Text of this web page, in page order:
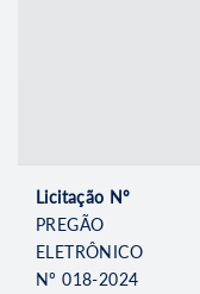
Licitação Nº
PREGÃO
ELETRÔNICO
Nº 018-2024